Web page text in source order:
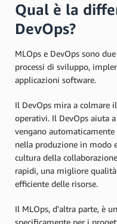
Qual è la
DevOps?
MLOps e DevOps sono
processi di sviluppo,
applicazioni software.
Il DevOps mira a colmare
operativi. Il DevOps aiuta
vengano
nella produzione in modo
cultura della
rapidi, una migliore
efficiente delle risorse.
Il MLOps, d'altra parte, è